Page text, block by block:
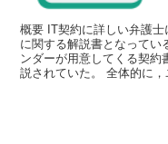
概要 IT契約に詳しい弁護
に関する解説書となってい
ンダーが用意してくる契約
説されていた。 全体的に，